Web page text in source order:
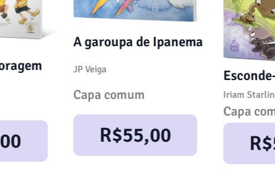
A garoupa de Ipanema
JP Veiga
Capa comum
R$55,00
Iriam
Capa
R$